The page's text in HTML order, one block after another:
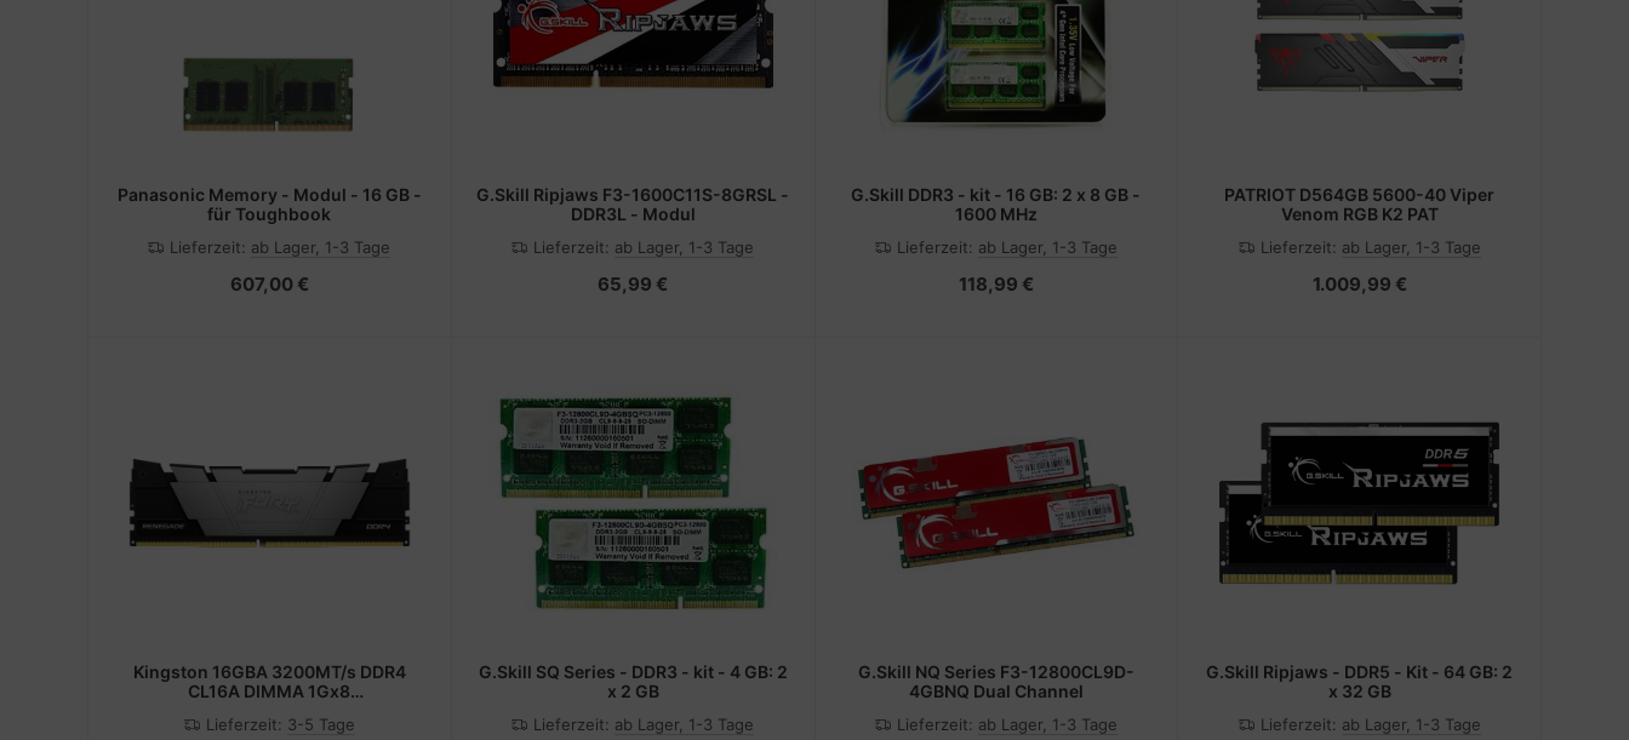
Panasonic Memory - Modul - 16 GB -
für Toughbook
Lieferzeit: ab Lager, 1-3 Tage
607,00 €
G.Skill Ripjaws F3-1600C11S-8GRSL -
DDR3L - Modul
Lieferzeit: ab Lager, 1-3 Tage
65,99 €
G.Skill DDR3 - kit - 16 GB: 2 x 8 GB -
1600 MHz
Lieferzeit: ab Lager, 1-3 Tage
118,99 €
PATRIOT D564GB 5600-40 Viper
Venom RGB K2 PAT
Lieferzeit: ab Lager, 1-3 Tage
1.009,99 €
Kingston 16GBA 3200MT/s DDR4
CL16A DIMMA 1Gx8
Lieferzeit: 3-5 Tage
G.Skill SQ Series - DDR3 - kit - 4 GB: 2
x 2 GB
Lieferzeit: ab Lager, 1-3 Tage
G.Skill NQ Series F3-12800CL9D-
4GBNQ Dual Channel
Lieferzeit: ab Lager, 1-3 Tage
G.Skill Ripjaws - DDR5 - Kit - 64 GB: 2
x 32 GB
Lieferzeit: ab Lager, 1-3 Tage